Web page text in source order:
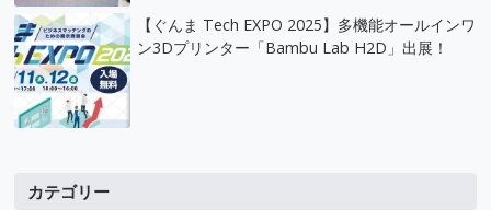
【ぐんま Tech EXPO 2025】多機能オールインワ
ン3Dプリンター「Bambu Lab H2D」出展！
カテゴリー